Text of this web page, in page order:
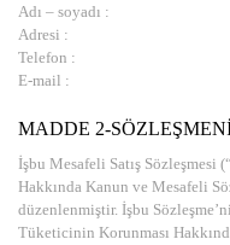
Adı – soyadı :
Adresi :
Telefon :
E-mail :
MADDE 2-
İşbu Mesafeli Satış Sözleşmesi
Hakkında Kanun ve Mesafeli
düzenlenmiştir. İşbu
Tüketicinin Korunması